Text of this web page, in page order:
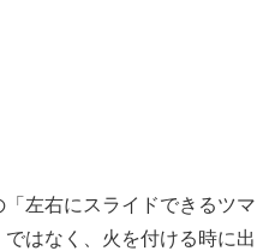
左右にスライドできるツマ
はなく、火を付ける時に出